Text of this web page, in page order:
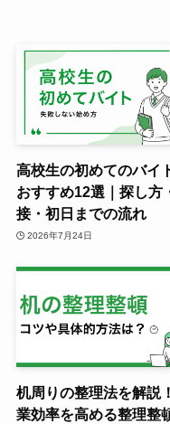
高校生の初めてのバイ
おすすめ12選｜探し方
接・初日までの流れ
2026年7月24日
机周りの整理法を解説
業効率を高める整理整